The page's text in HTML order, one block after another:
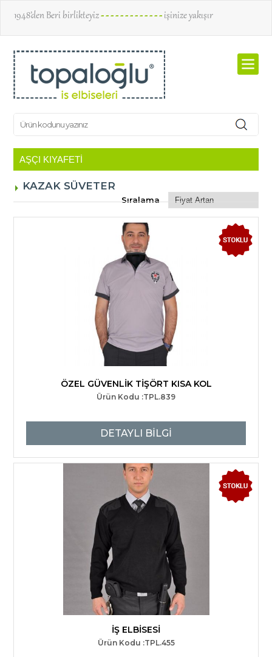
1948’den Beri birlikteyiz- - - - - - - - - - - - - işinize yakışır
KAZAK SÜVETER
Sıralama
ÖZEL GÜVENLİK TİŞÖRT KISA KOL
Ürün Kodu :TPL.839
DETAYLI BİLGİ
İŞ ELBİSESİ
Ürün Kodu :TPL.455